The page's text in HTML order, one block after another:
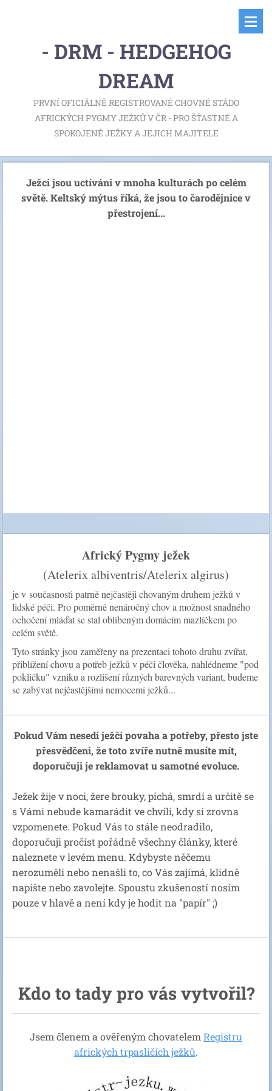
- DRM - HEDGEHOG
DREAM
PRVNÍ OFICIÁLNĚ REGISTROVANÉ CHOVNÉ STÁDO
AFRICKÝCH PYGMY JEŽKŮ V ČR - PRO ŠŤASTNÉ A
SPOKOJENÉ JEŽKY A JEJICH MAJITELE
Ježci jsou uctíváni v mnoha kulturách po celém
světě. Keltský mýtus říká, že jsou to čarodějnice v
přestrojení...
Africký Pygmy ježek
(Atelerix albiventris/Atelerix algirus)
je v současnosti patrně nejčastěji chovaným druhem ježků v
lidské péči. Pro poměrně nenáročný chov a možnost snadného
ochočení mláďat se stal oblíbeným domácím mazlíčkem po
celém světě.
Tyto stránky jsou zaměřeny na prezentaci tohoto druhu zvířat,
přiblížení chovu a potřeb ježků v péči člověka, nahlédneme "pod
pokličku" vzniku a rozlišení různých barevných variant, budeme
se zabývat nejčastějšími nemocemi ježků...
Pokud Vám nesedí ježčí povaha a potřeby, přesto jste
přesvědčeni, že toto zvíře nutně musíte mít,
doporučuji je reklamovat u samotné evoluce.
Ježek žije v noci, žere brouky, píchá, smrdí a určitě se
s Vámi nebude kamarádit ve chvíli, kdy si zrovna
vzpomenete. Pokud Vás to stále neodradilo,
doporučuji pročíst pořádně všechny články, které
naleznete v levém menu. Kdybyste něčemu
nerozuměli nebo nenašli to, co Vás zajímá, klidně
napište nebo zavolejte. Spoustu zkušeností nosím
pouze v hlavě a není kdy je hodit na "papír" ;)
Kdo to tady pro vás vytvořil?
Jsem členem a ověřeným chovatelem Registru
afrických trpasličích ježků.